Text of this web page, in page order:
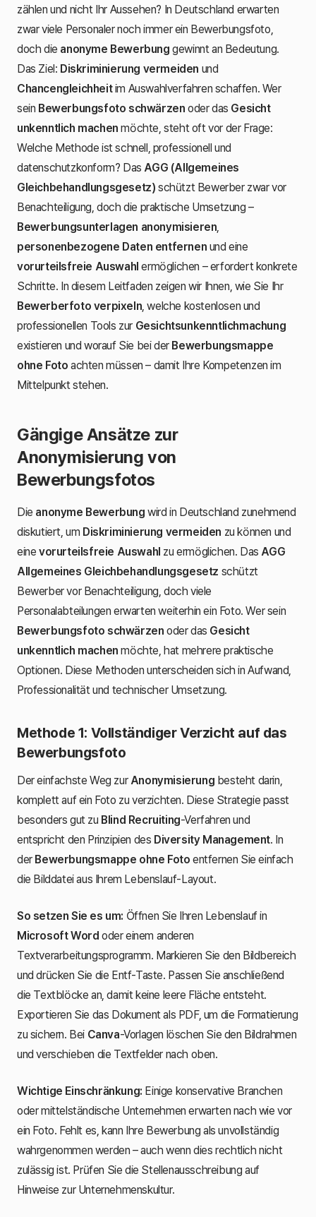
zählen und nicht Ihr Aussehen? In Deutschland erwarten
zwar viele Personaler noch immer ein Bewerbungsfoto,
doch die anonyme Bewerbung gewinnt an Bedeutung.
Das Ziel: Diskriminierung vermeiden und
Chancengleichheitim Auswahlverfahren schaffen. Wer
sein Bewerbungsfoto schwärzen oder das Gesicht
unkenntlich machen möchte, steht oft vor der Frage:
Welche Methode ist schnell, professionell und
datenschutzkonform? Das AGG (Allgemeines
Gleichbehandlungsgesetz) schützt Bewerber zwar vor
Benachteiligung, doch die praktische Umsetzung –
Bewerbungsunterlagen anonymisieren,
personenbezogene Daten entfernen und eine
vorurteilsfreie Auswahl ermöglichen – erfordert konkrete
Schritte. In diesem Leitfaden zeigen wir Ihnen, wie Sie Ihr
Bewerberfoto verpixeln, welche kostenlosen und
professionellen Tools zur Gesichtsunkenntlichmachung
existieren und worauf Sie bei der Bewerbungsmappe
ohne Foto achten müssen – damit Ihre Kompetenzen im
Mittelpunkt stehen.
Gängige Ansätze zur
Anonymisierung von
Bewerbungsfotos
Die anonyme Bewerbung wird in Deutschland zunehmend
diskutiert, um Diskriminierung vermeiden zu können und
einevorurteilsfreie Auswahl zu ermöglichen. Das AGG
Allgemeines Gleichbehandlungsgesetz schützt
Bewerber vor Benachteiligung, doch viele
Personalabteilungen erwarten weiterhin ein Foto. Wer sein
Bewerbungsfoto schwärzen oder das Gesicht
unkenntlich machen möchte, hat mehrere praktische
Optionen. Diese Methoden unterscheiden sich in Aufwand,
Professionalität und technischer Umsetzung.
Methode 1: Vollständiger Verzicht auf das
Bewerbungsfoto
Der einfachste Weg zur Anonymisierung besteht darin,
komplett auf ein Foto zu verzichten. Diese Strategie passt
besonders gut zu Blind Recruiting-Verfahren und
entspricht den Prinzipien des Diversity Management. In
der Bewerbungsmappe ohne Foto entfernen Sie einfach
die Bilddatei aus Ihrem Lebenslauf-Layout.
So setzen Sie es um: Öffnen Sie Ihren Lebenslauf in
Microsoft Word oder einem anderen
Textverarbeitungsprogramm. Markieren Sie den Bildbereich
und drücken Sie die Entf-Taste. Passen Sie anschließend
die Textblöcke an, damit keine leere Fläche entsteht.
Exportieren Sie das Dokument als PDF, um die Formatierung
zu sichern. Bei Canva-Vorlagen löschen Sie den Bildrahmen
und verschieben die Textfelder nach oben.
Wichtige Einschränkung: Einige konservative Branchen
oder mittelständische Unternehmen erwarten nach wie vor
ein Foto. Fehlt es, kann Ihre Bewerbung als unvollständig
wahrgenommen werden – auch wenn dies rechtlich nicht
zulässig ist. Prüfen Sie die Stellenausschreibung auf
Hinweise zur Unternehmenskultur.